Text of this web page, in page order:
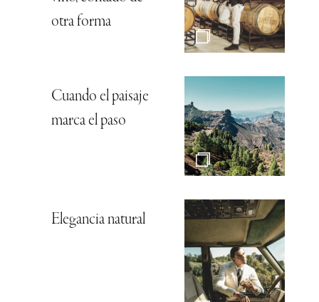
otra forma
Cuando el paisaje
marca el paso
Elegancia natural